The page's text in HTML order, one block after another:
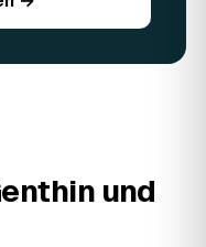
in der Anfrage an.
und ersetzt
Anrechnung klären
und